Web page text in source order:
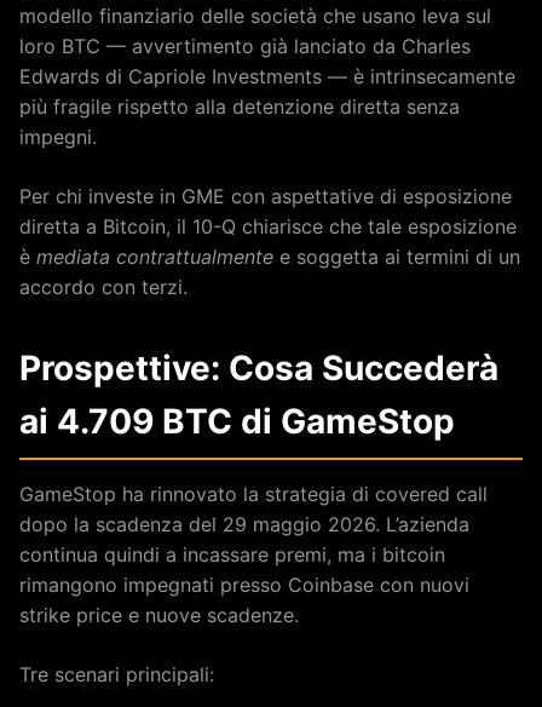
modello finanziario delle società che usano leva sul
loro BTC — avvertimento già lanciato da Charles
Edwards di Capriole Investments — è intrinsecamente
più fragile rispetto alla detenzione diretta senza
impegni.
Per chi investe in GME con aspettative di esposizione
diretta a Bitcoin, il 10-Q chiarisce che tale esposizione
è mediata contrattualmente e soggetta ai termini di un
accordo con terzi.
Prospettive: Cosa Succederà
ai 4.709 BTC di GameStop
GameStop ha rinnovato la strategia di covered call
dopo la scadenza del 29 maggio 2026. L’azienda
continua quindi a incassare premi, ma i bitcoin
rimangono impegnati presso Coinbase con nuovi
strike price e nuove scadenze.
Tre scenari principali: